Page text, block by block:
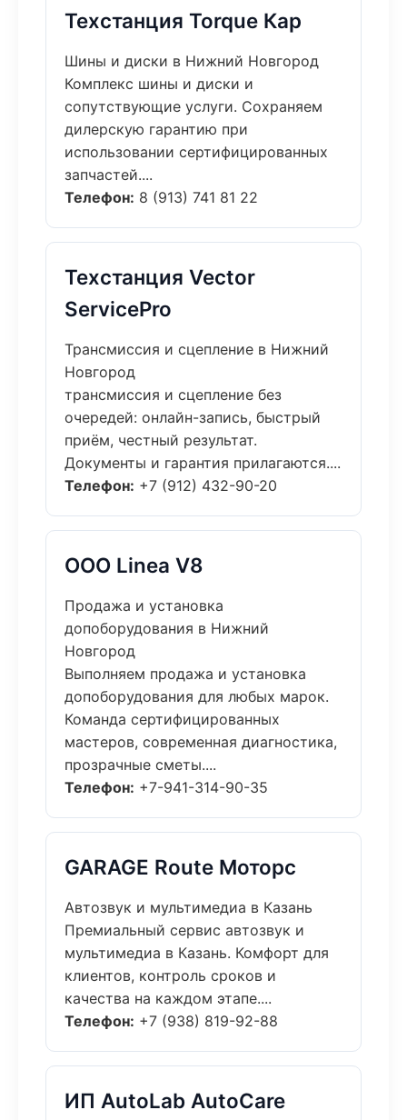
Техстанция Torque Кар
Шины и диски в Нижний Новгород
Комплекс шины и диски и
сопутствующие услуги. Сохраняем
дилерскую гарантию при
использовании сертифицированных
запчастей....
Телефон: 8 (913) 741 81 22
Техстанция Vector
ServicePro
Трансмиссия и сцепление в Нижний
Новгород
трансмиссия и сцепление без
очередей: онлайн-запись, быстрый
приём, честный результат.
Документы и гарантия прилагаются....
Телефон: +7 (912) 432-90-20
ООО Linea V8
Продажа и установка
допоборудования в Нижний
Новгород
Выполняем продажа и установка
допоборудования для любых марок.
Команда сертифицированных
мастеров, современная диагностика,
прозрачные сметы....
Телефон: +7-941-314-90-35
GARAGE Route Моторс
Автозвук и мультимедиа в Казань
Премиальный сервис автозвук и
мультимедиа в Казань. Комфорт для
клиентов, контроль сроков и
качества на каждом этапе....
Телефон: +7 (938) 819-92-88
ИП AutoLab AutoCare